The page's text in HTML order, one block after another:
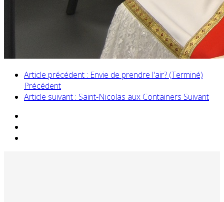
Article précédent : Envie de prendre l'air? (Terminé)
Précédent
Article suivant : Saint-Nicolas aux Containers Suivant